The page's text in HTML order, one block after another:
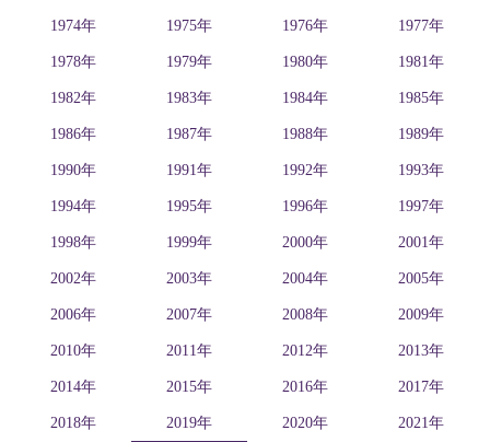
1974年 1975年 1976年 1977年
1978年 1979年 1980年 1981年
1982年 1983年 1984年 1985年
1986年 1987年 1988年 1989年
1990年 1991年 1992年 1993年
1994年 1995年 1996年 1997年
1998年 1999年 2000年 2001年
2002年 2003年 2004年 2005年
2006年 2007年 2008年 2009年
2010年 2011年 2012年 2013年
2014年 2015年 2016年 2017年
2018年 2019年 2020年 2021年